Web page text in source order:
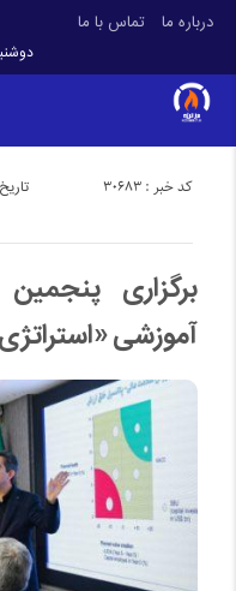
درباره ما تماس با ما
دوشنبه, ۱۹
تاریخ کد خبر : 30683
برگزاری
آموزشی